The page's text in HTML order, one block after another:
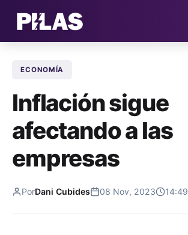
NOTICIAS
QUIÉNES SOMOS
CONTACTO
ECONOMÍA
Inflación sigue
afectando a las
empresas
PorDani Cubides 08 Nov, 2023 14:49